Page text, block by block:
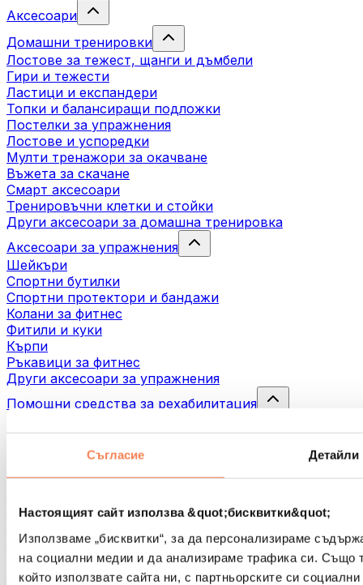
Съгласие Детайли
Настоящият сайт използва &quot;бисквитки&quot;
Използваме „бисквитки“, за да персонализираме
на социални медии и да анализираме трафика си. Също
който използвате сайта ни, с партньорските си
Аксесоари
Домашни тренировки
Лостове за тежест, щанги и дъмбели
Гири и тежести
Ластици и експандери
Топки и балансиращи подложки
Постелки за упражнения
Лостове и успоредки
Мулти тренажори за окачване
Въжета за скачане
Смарт аксесоари
Тренировъчни клетки и стойки
Други аксесоари за домашна тренировка
Аксесоари за упражнения
Шейкъри
Спортни бутилки
Спортни протектори и бандажи
Колани за фитнес
Фитили и куки
Кърпи
Ръкавици за фитнес
Други аксесоари за упражнения
Помощни средства за рехабилитация
Инструменти за масаж
Масажни ролери
Чанти и аксесоари за храна
Чанти за фитнес
Раници
Аксесоари според вида дейност